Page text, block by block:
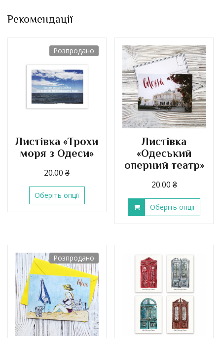
Рекомендації
Розпродано
Листівка «Трохи
моря з Одеси»
20.00₴
Оберіть опції
Листівка
«Одеський
оперний театр»
20.00 ₴
Оберіть опції
Розпродано